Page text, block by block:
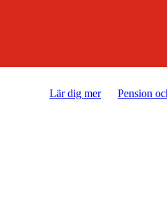
Lär dig mer Pension